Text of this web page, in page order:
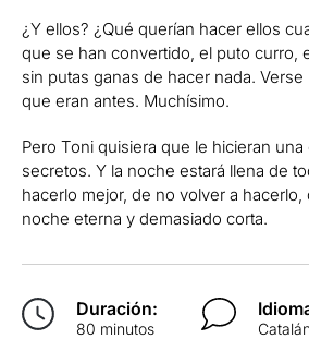
¿Y ellos? ¿Qué querían hacer ellos
que se han convertido, el puto curro,
sin putas ganas de hacer nada.
que eran antes. Muchísimo.
Pero Toni quisiera que le hicieran
secretos. Y la noche estará llena de
hacerlo mejor, de no volver a
noche eterna y demasiado corta.
Duración:
80 minutos Catalán